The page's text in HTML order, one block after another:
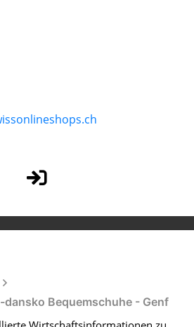
dansko Bequemschuhe - Genf